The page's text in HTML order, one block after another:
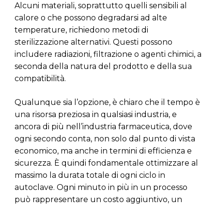
Alcuni materiali, soprattutto quelli sensibili al
calore o che possono degradarsi ad alte
temperature, richiedono metodi di
sterilizzazione alternativi. Questi possono
includere radiazioni, filtrazione o agenti chimici, a
seconda della natura del prodotto e della sua
compatibilità.
Qualunque sia l’opzione, è chiaro che il tempo è
una risorsa preziosa in qualsiasi industria, e
ancora di più nell’industria farmaceutica, dove
ogni secondo conta, non solo dal punto di vista
economico, ma anche in termini di efficienza e
sicurezza. È quindi fondamentale ottimizzare al
massimo la durata totale di ogni ciclo in
autoclave. Ogni minuto in più in un processo
può rappresentare un costo aggiuntivo, un